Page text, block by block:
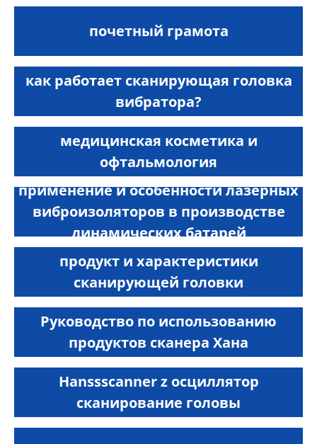
почетный грамота
как работает сканирующая головка
вибратора?
медицинская косметика и
офтальмология
применение и особенности лазерных
виброизоляторов в производстве
динамических батарей
продукт и характеристики
сканирующей головки
Руководство по использованию
продуктов сканера Хана
Hanssscanner z осциллятор
сканирование головы